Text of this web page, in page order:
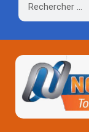
Rechercher